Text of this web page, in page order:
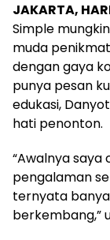
JAKARTA,
Simple
muda
dengan gaya
punya pesan
edukasi,
hati penonton.
“Awalnya
pengalaman
ternyata
berkembang,”